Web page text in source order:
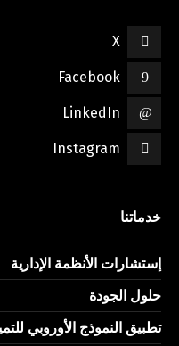
X
Facebook
LinkedIn
Instagram
خدماتنا
إستشارات الأنظمة الإدارية
حلول الجودة
تطبيق النموذج الأوروبي